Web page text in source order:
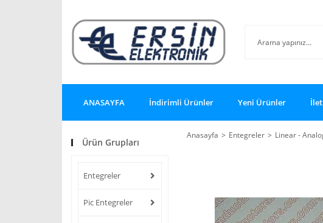
ANASAYFA İndirimli Ürünler Yeni Ürünler
Ürün Grupları
Entegreler
Pic Entegreler
Anasayfa Entegreler Linear -